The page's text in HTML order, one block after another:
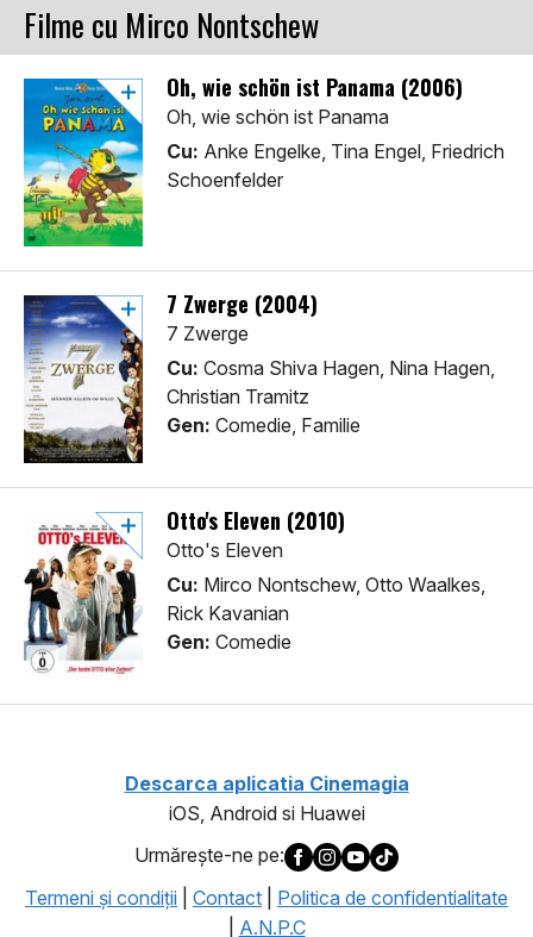
Filme cu Mirco Nontschew
Oh, wie schön ist Panama (2006)
Oh, wie schön ist Panama
Cu: Anke Engelke, Tina Engel, Friedrich
Schoenfelder
7 Zwerge (2004)
7 Zwerge
Cu: Cosma Shiva Hagen, Nina Hagen,
Christian Tramitz
Gen: Comedie, Familie
Otto's Eleven (2010)
Otto's Eleven
Cu: Mirco Nontschew, Otto Waalkes,
Rick Kavanian
Gen: Comedie
Descarca aplicatia Cinemagia
iOS, Android si Huawei
Urmăreşte-ne pe:
Termeni şi condiţii
Contact
Politica de confidentialitate
A.N.P.C